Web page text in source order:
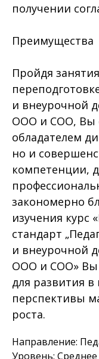
получении
Преимущества
Пройдя
и внеурочной
ООО и СОО, Вы
обладателем
но и
компетенции,
закономерно
изучения курс
стандарт
и внеурочной
ООО и СОО» Вы
для развития
перспективы
роста.
Направление:
Уровень: